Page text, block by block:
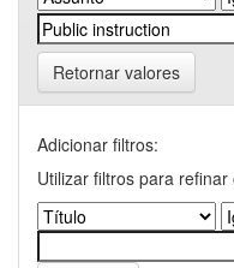
Retornar valores
Adicionar filtros:
Utilizar filtros para